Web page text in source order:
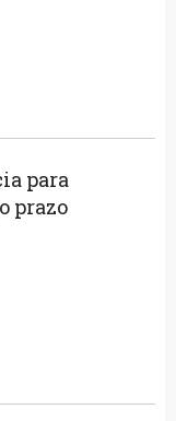
para
prazo